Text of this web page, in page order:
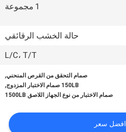
1 مجموعة
حالة الخشب الرقائقي
L/C، T/T
صمام التحقق من القرص المنحني,
150LB صمام الاختبار المزدوج ,
صمام الاختبار من نوع الجهاز اللاصق 1500LB
افضل سعر